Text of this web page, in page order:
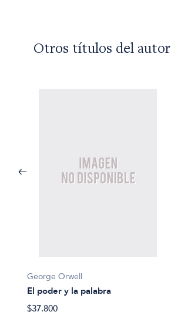
Otros títulos del autor
George Orwell
El poder y la palabra
$37.800